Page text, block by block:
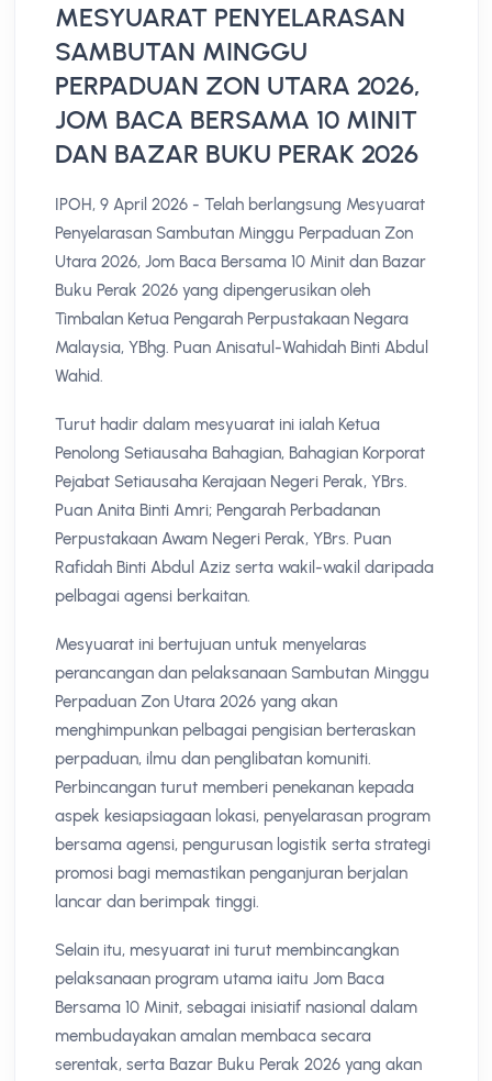
MESYUARAT PENYELARASAN
SAMBUTAN MINGGU
PERPADUAN ZON UTARA 2026,
JOM BACA BERSAMA 10 MINIT
DAN BAZAR BUKU PERAK 2026
IPOH, 9 April 2026 - Telah berlangsung Mesyuarat
Penyelarasan Sambutan Minggu Perpaduan Zon
Utara 2026, Jom Baca Bersama 10 Minit dan Bazar
Buku Perak 2026 yang dipengerusikan oleh
Timbalan Ketua Pengarah Perpustakaan Negara
Malaysia, YBhg. Puan Anisatul-Wahidah Binti Abdul
Wahid.
Turut hadir dalam mesyuarat ini ialah Ketua
Penolong Setiausaha Bahagian, Bahagian Korporat
Pejabat Setiausaha Kerajaan Negeri Perak, YBrs.
Puan Anita Binti Amri; Pengarah Perbadanan
Perpustakaan Awam Negeri Perak, YBrs. Puan
Rafidah Binti Abdul Aziz serta wakil-wakil daripada
pelbagai agensi berkaitan.
Mesyuarat ini bertujuan untuk menyelaras
perancangan dan pelaksanaan Sambutan Minggu
Perpaduan Zon Utara 2026 yang akan
menghimpunkan pelbagai pengisian berteraskan
perpaduan, ilmu dan penglibatan komuniti.
Perbincangan turut memberi penekanan kepada
aspek kesiapsiagaan lokasi, penyelarasan program
bersama agensi, pengurusan logistik serta strategi
promosi bagi memastikan penganjuran berjalan
lancar dan berimpak tinggi.
Selain itu, mesyuarat ini turut membincangkan
pelaksanaan program utama iaitu Jom Baca
Bersama 10 Minit, sebagai inisiatif nasional dalam
membudayakan amalan membaca secara
serentak, serta Bazar Buku Perak 2026 yang akan